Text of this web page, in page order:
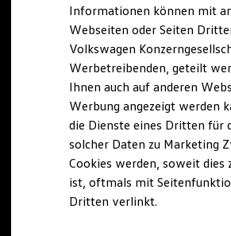
Lifestyle Shop
T-Roc Kollektion
Golf Kollektion
ID. Kollektion
Volkswagen Kollektion
R-Kollektion
GTI Kollektion
Fußball Drop
we drive football
#wedriveproud
Besitzer und Service
Software Updates
Service und Ersatzteile
Informationen können mit
Webseiten oder Seiten
Volkswagen
Werbetreibenden, geteilt
Ihnen auch auf anderen
Werbung angezeigt werden
die Dienste eines Dritten für
solcher Daten zu Marketing
Cookies werden, soweit dies
ist, oftmals mit
Dritten verlinkt.